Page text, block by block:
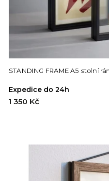
STANDING FRAME A5 stolní
Expedice do 24h
1 350 Kč